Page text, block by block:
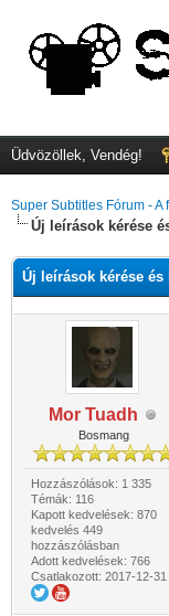
Üdvözöllek, Vendég!
Super Subtitles Fórum -
Új leírások kérése
Új leírások kérése
Mor Tuadh
Bosmang
Hozzászólások: 1 335
Témák: 116
Kapott kedvelések: 870
kedvelés 449
hozzászólásban
Adott kedvelések: 766
Csatlakozott: 2017-12-31